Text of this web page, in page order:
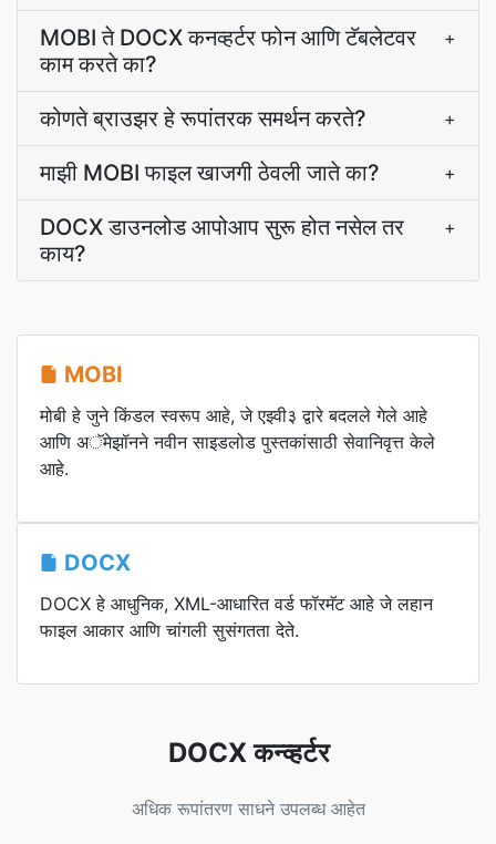
MOBI ते DOCX कनव्हर्टर फोन आणि टॅबलेटवर
काम करते का?
+
कोणते ब्राउझर हे रूपांतरक समर्थन करते? +
माझी MOBI फाइल खाजगी ठेवली जाते का? +
DOCX डाउनलोड आपोआप सुरू होत नसेल तर
काय?
+
MOBI
मोबी हे जुने किंडल स्वरूप आहे, जे एझ्वी३ द्वारे बदलले गेले आहे
आणि अॅमेझॉनने नवीन साइडलोड पुस्तकांसाठी सेवानिवृत्त केले
आहे.
DOCX
DOCX हे आधुनिक, XML-आधारित वर्ड फॉरमॅट आहे जे लहान
फाइल आकार आणि चांगली सुसंगतता देते.
DOCX कन्व्हर्टर
अधिक रूपांतरण साधने उपलब्ध आहेत